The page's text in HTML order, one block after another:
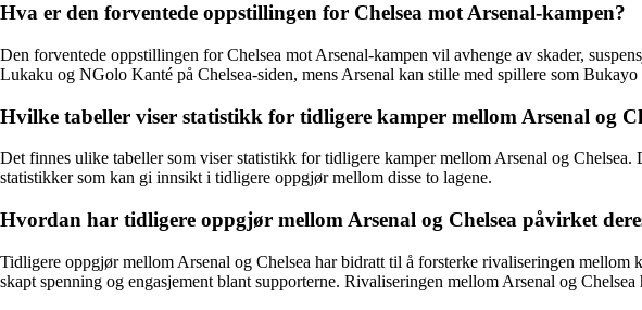
Hva er den forventede oppstillingen for Chelsea mot Arsenal-kampen?
Den forventede oppstillingen for Chelsea mot Arsenal-kampen vil avhenge av skader,
Lukaku og NGolo Kanté på Chelsea-siden, mens Arsenal kan stille med spillere som
Hvilke tabeller viser statistikk for tidligere kamper mellom Arsenal og
Det finnes ulike tabeller som viser statistikk for tidligere kamper mellom Arsenal og
statistikker som kan gi innsikt i tidligere oppgjør mellom disse to lagene.
Hvordan har tidligere oppgjør mellom Arsenal og Chelsea påvirket
Tidligere oppgjør mellom Arsenal og Chelsea har bidratt til å forsterke rivaliseringen
skapt spenning og engasjement blant supporterne. Rivaliseringen mellom Arsenal og